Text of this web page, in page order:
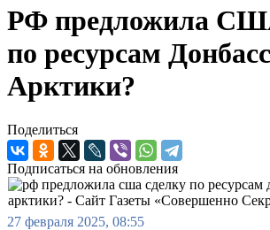
РФ предложила
по ресурсам
Арктики?
Поделиться
Подписаться на обновления
27 февраля 2025, 08:55